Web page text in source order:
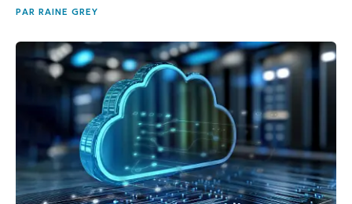
PAR RAINE GREY